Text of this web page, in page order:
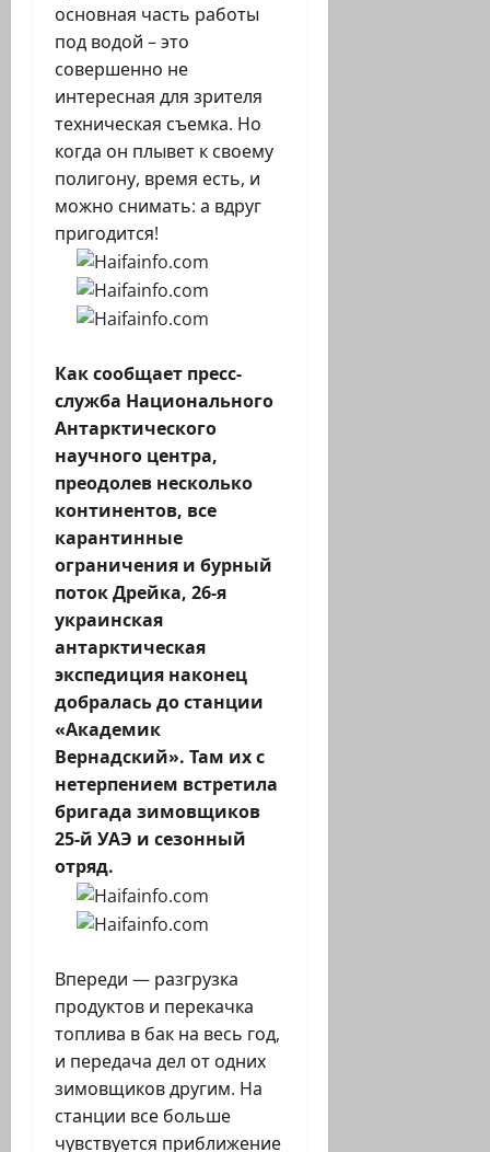
основная часть работы
под водой – это
совершенно не
интересная для зрителя
техническая съемка. Но
когда он плывет к своему
полигону, время есть, и
можно снимать: а вдруг
пригодится!
Как сообщает пресс-
служба Национального
Антарктического
научного центра,
преодолев несколько
континентов, все
карантинные
ограничения и бурный
поток Дрейка, 26-я
украинская
антарктическая
экспедиция наконец
добралась до станции
«Академик
Вернадский». Там их с
нетерпением встретила
бригада зимовщиков
25-й УАЭ и сезонный
отряд.
Впереди — разгрузка
продуктов и перекачка
топлива в бак на весь год,
и передача дел от одних
зимовщиков другим. На
станции все больше
чувствуется приближение